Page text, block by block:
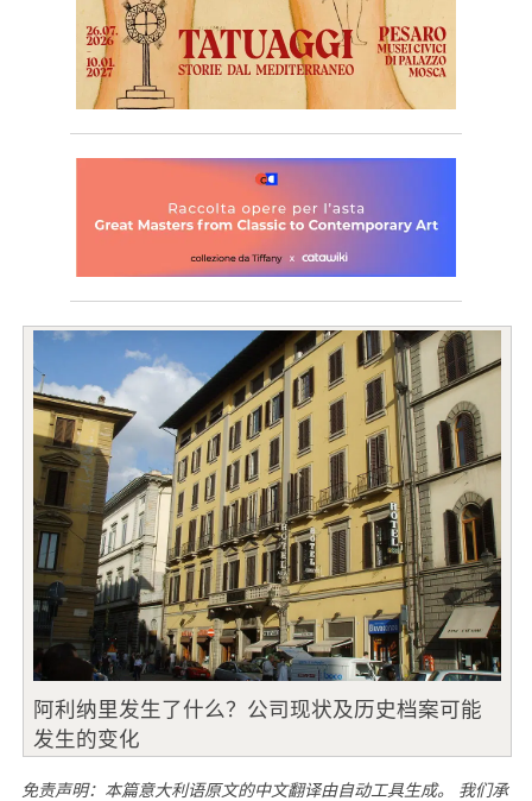
阿利纳里发生了什么？公司现状及历史档案可能
发生的变化
免责声明：本篇意大利语原文的中文翻译由自动工具生成。 我们承